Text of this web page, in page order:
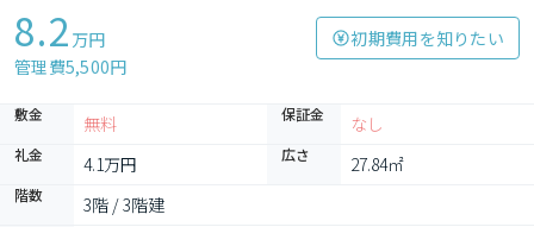
8.2 万円
管理費5,500円
初期費用を知りたい
敷金 無料 保証金 なし
礼金 4.1万円 広さ 27.84㎡
階数 3階 / 3階建